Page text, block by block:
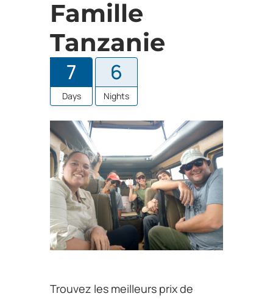
Famille
Tanzanie
7
Days
6
Nights
Trouvez les meilleurs prix de